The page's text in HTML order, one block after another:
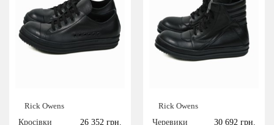
Rick Owens
Кросівки
26 352 грн.
Rick Owens
Черевики
30 692 грн.